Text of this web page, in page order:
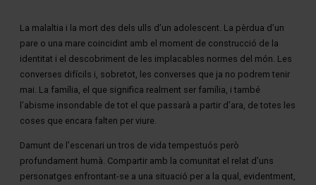
La malaltia i la mort des dels ulls d’un adolescent. La pèrdua d’un
pare o una mare coincidint amb el moment de construcció de la
identitat i el descobriment de les implacables normes del món. Les
converses difícils i, sobretot, les converses que ja no podrem tenir
mai. La família, el que significa realment ser família, i també
l’abisme insondable de tot el que passarà a partir d’ara, de totes les
coses que encara falten per viure.
Damunt de l’escenari un tros de vida tempestuós però
profundament humà. Compartir amb la comunitat el relat d’uns
personatges enfrontant-se a una situació per a la qual, evidentment,